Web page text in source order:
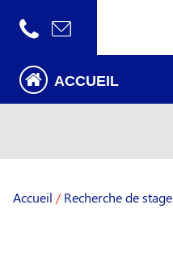
ACCUEIL
Accueil / Recherche de stage